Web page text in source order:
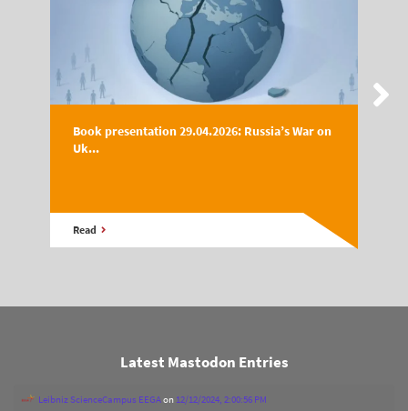
Book presentation 29.04.2026: Russia’s War on
Uk...
Read
Latest Mastodon Entries
Leibniz ScienceCampus EEGAon 12/12/2024, 2:00:56 PM